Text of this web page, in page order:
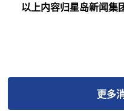
以上内容归星岛新闻集
更多